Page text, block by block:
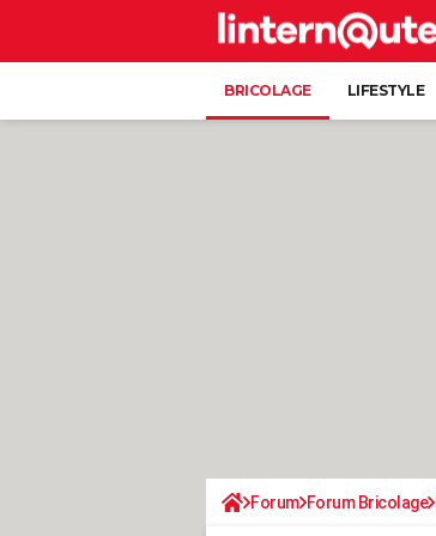
BRICOLAGE LIFESTYLE
Forum Forum Bricolage